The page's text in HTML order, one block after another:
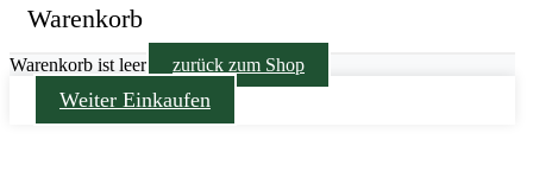
Warenkorb
Warenkorb ist leer zurück zum Shop
Weiter Einkaufen